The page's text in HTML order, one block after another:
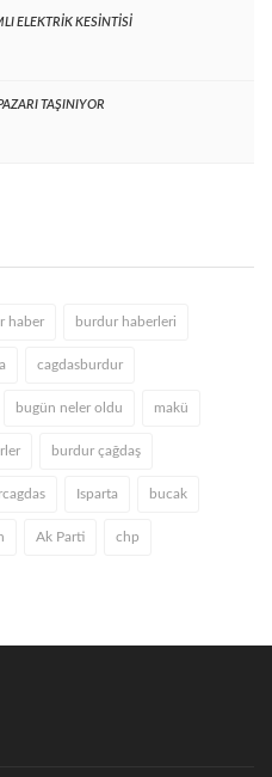
ELEKTRİK KESİNTİSİ
TAŞINIYOR
haber burdur haberleri
cagdasburdur
bugün neler oldu makü
burdur çağdaş
Isparta bucak
Ak Parti chp